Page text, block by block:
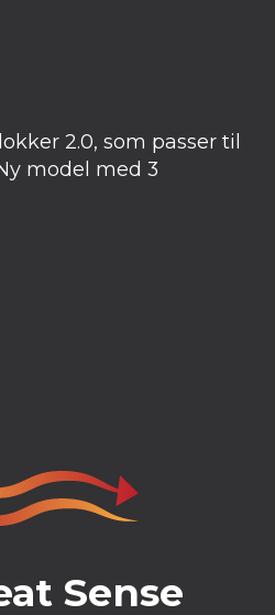
2.0, som passer til
model med 3
Sense